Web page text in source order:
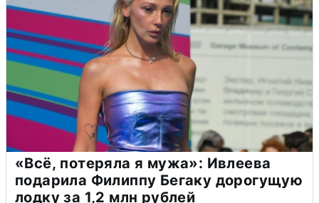
«Всё, потеряла я мужа»: Ивлеева
подарила Филиппу Бегаку дорогущую
лодку за 1,2 млн рублей